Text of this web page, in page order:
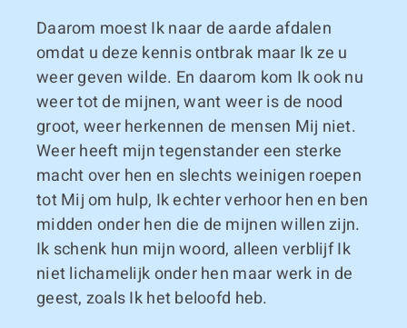
Daarom moest Ik naar de aarde afdalen
omdat u deze kennis ontbrak maar Ik ze u
weer geven wilde. En daarom kom Ik ook nu
weer tot de mijnen, want weer is de nood
groot, weer herkennen de mensen Mij niet.
Weer heeft mijn tegenstander een sterke
macht over hen en slechts weinigen roepen
tot Mij om hulp, Ik echter verhoor hen en ben
midden onder hen die de mijnen willen zijn.
Ik schenk hun mijn woord, alleen verblijf Ik
niet lichamelijk onder hen maar werk in de
geest, zoals Ik het beloofd heb.